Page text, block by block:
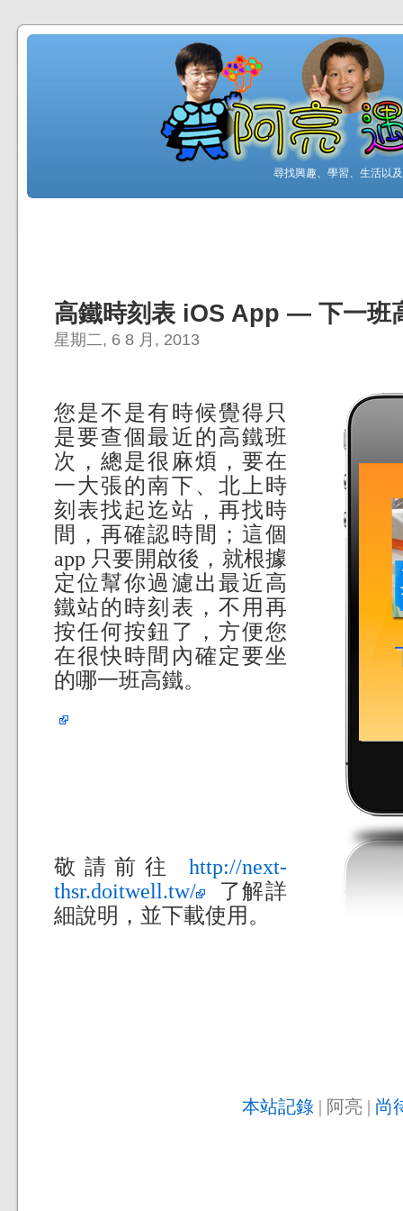
尋找興趣、學習、生活以
高鐵時刻表 iOS App — 下一班
星期二, 6 8 月, 2013
您是不是有時候覺得只
是要查個最近的高鐵班
次，總是很麻煩，要在
一大張的南下、北上時
刻表找起迄站，再找時
間，再確認時間；這個
app 只要開啟後，就根據
定位幫你過濾出最近高
鐵站的時刻表，不用再
按任何按鈕了，方便您
在很快時間內確定要坐
的哪一班高鐵。
敬請前往 http://next-
thsr.doitwell.tw/
了解詳
細說明，並下載使用。
本站記錄| 阿亮 | 尚